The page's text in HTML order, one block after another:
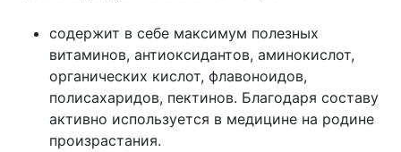
содержит в себе максимум полезных
витаминов, антиоксидантов, аминокислот,
органических кислот, флавоноидов,
полисахаридов, пектинов. Благодаря составу
активно используется в медицине на родине
произрастания.